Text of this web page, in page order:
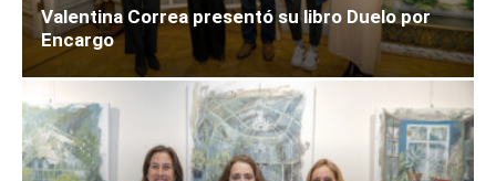
Valentina Correa presentó su libro Duelo por
Encargo